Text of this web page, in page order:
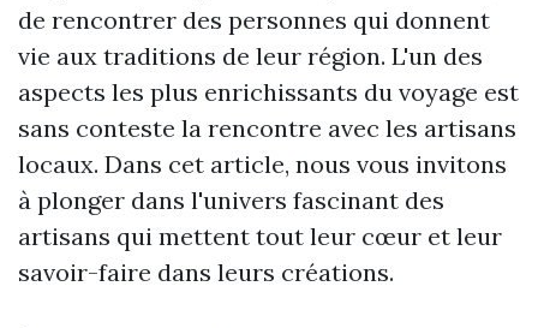
de rencontrer des personnes qui donnent
vie aux traditions de leur région. L'un des
aspects les plus enrichissants du voyage est
sans conteste la rencontre avec les artisans
locaux. Dans cet article, nous vous invitons
à plonger dans l'univers fascinant des
artisans qui mettent tout leur cœur et leur
savoir-faire dans leurs créations.